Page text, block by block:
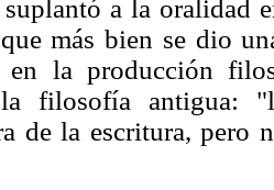
suplantó a la oralidad
más bien se dio
en la producción
filosofía antigua:
de la escritura,